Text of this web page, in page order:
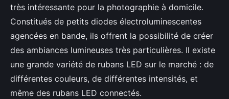
très intéressante pour la photographie à domicile.
Constitués de petits diodes électroluminescentes
agencées en bande, ils offrent la possibilité de créer
des ambiances lumineuses très particulières. Il existe
une grande variété de rubans LED sur le marché : de
différentes couleurs, de différentes intensités, et
même des rubans LED connectés.